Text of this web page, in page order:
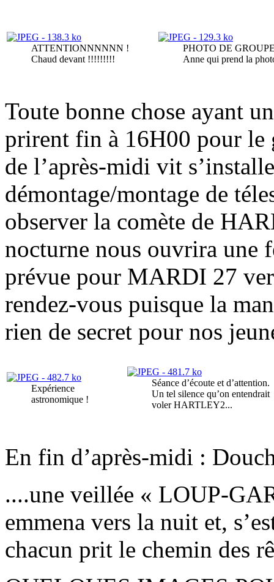
ATTENTIONNNNNN !
Chaud devant !!!!!!!!!
PHOTO DE
Anne qui prend la
Toute bonne chose ayant
prirent fin à 16H00 pour le
de l’après-midi vit
démontage/montage de
observer la comète de
nocturne nous ouvrira une
prévue pour MARDI 27
rendez-vous puisque la
rien de secret pour nos
Expérience
astronomique !
Séance d’écoute et d’attention.
Un tel silence qu’on entendrait
voler HARTLEY2...
En fin d’après-midi :
....une veillée « LOUP-
emmena vers la nuit et,
chacun prit le chemin des